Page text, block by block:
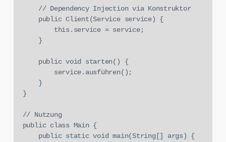
}
// Nutzung
public class Main {